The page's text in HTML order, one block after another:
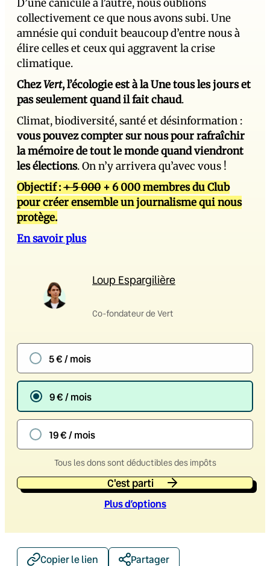
D’une canicule à l’autre, nous oublions
collectivement ce que nous avons subi. Une
amnésie qui conduit beaucoup d’entre nous à
élire celles et ceux qui aggravent la crise
climatique.
ChezVert, l’écologie est à la Une tous les jours et
pas seulement quand il fait chaud.
Climat, biodiversité, santé et désinformation :
vous pouvez compter sur nous pour rafraîchir
la mémoire de tout le monde quand viendront
les élections. On n’y arrivera qu’avec vous !
Objectif :+ 5 000 + 6 000 membres du Club
pour créer ensemble un journalisme qui nous
protège.
En savoir plus
Loup Espargilière
Co-fondateur de Vert
5 € / mois
9 € / mois
19 € / mois
Tous les dons sont déductibles des impôts
C'est parti
Plus d’options
Copier le lien Partager